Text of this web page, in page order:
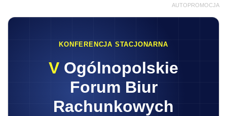
AUTOPROMOCJA
KONFERENCJA STACJONARNA
V Ogólnopolskie
Forum Biur
Rachunkowych